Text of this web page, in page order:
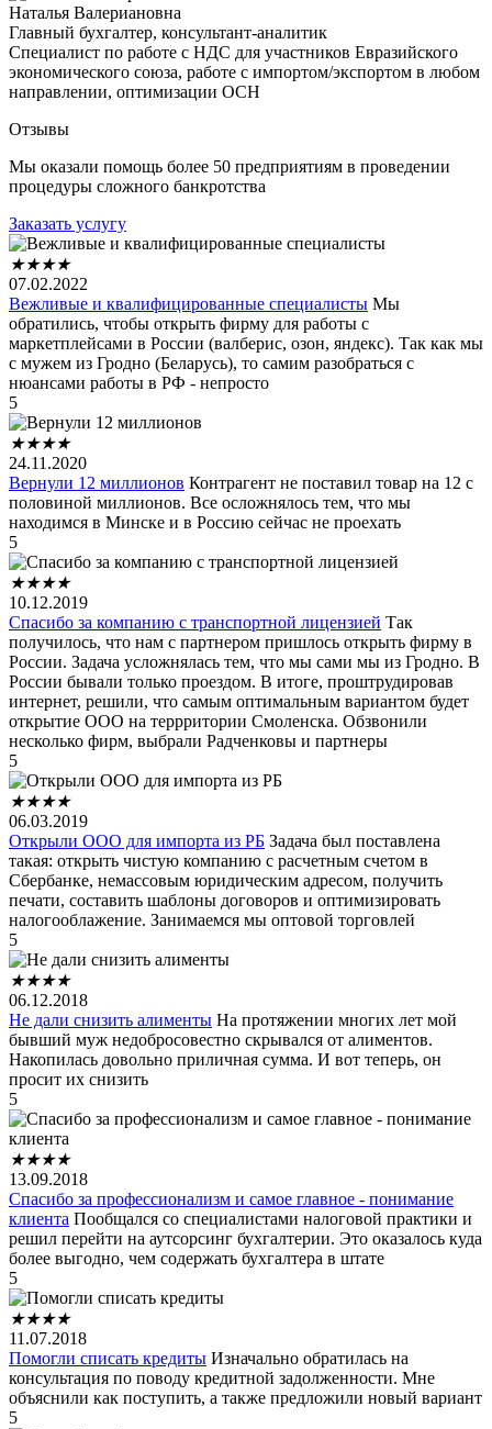
Наталья Валериановна
Главный бухгалтер, консультант-аналитик
Специалист по работе с НДС для участников Евразийского
экономического союза, работе с импортом/экспортом в любом
направлении, оптимизации ОСН
Отзывы
Мы оказали помощь более 50 предприятиям в проведении
процедуры сложного банкротства
Заказать услугу
★★★★
07.02.2022
Вежливые и квалифицированные специалисты Мы
обратились, чтобы открыть фирму для работы с
маркетплейсами в России (валберис, озон, яндекс). Так как мы
с мужем из Гродно (Беларусь), то самим разобраться с
нюансами работы в РФ - непросто
5
★★★★
24.11.2020
Вернули 12 миллионов Контрагент не поставил товар на 12 с
половиной миллионов. Все осложнялось тем, что мы
находимся в Минске и в Россию сейчас не проехать
5
★★★★
10.12.2019
Спасибо за компанию с транспортной лицензией Так
получилось, что нам с партнером пришлось открыть фирму в
России. Задача усложнялась тем, что мы сами мы из Гродно. В
России бывали только проездом. В итоге, проштрудировав
интернет, решили, что самым оптимальным вариантом будет
открытие ООО на террритории Смоленска. Обзвонили
несколько фирм, выбрали Радченковы и партнеры
5
★★★★
06.03.2019
Открыли ООО для импорта из РБ Задача был поставлена
такая: открыть чистую компанию с расчетным счетом в
Сбербанке, немассовым юридическим адресом, получить
печати, составить шаблоны договоров и оптимизировать
налогооблажение. Занимаемся мы оптовой торговлей
5
★★★★
06.12.2018
Не дали снизить алименты На протяжении многих лет мой
бывший муж недобросовестно скрывался от алиментов.
Накопилась довольно приличная сумма. И вот теперь, он
просит их снизить
5
★★★★
13.09.2018
Спасибо за профессионализм и самое главное - понимание
клиента Пообщался со специалистами налоговой практики и
решил перейти на аутсорсинг бухгалтерии. Это оказалось куда
более выгодно, чем содержать бухгалтера в штате
5
★★★★
11.07.2018
Помогли списать кредиты Изначально обратилась на
консультация по поводу кредитной задолженности. Мне
объяснили как поступить, а также предложили новый вариант
5